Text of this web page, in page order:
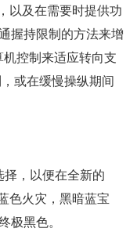
以及在需要时提供功
握持限制的方法来增
机控制来适应转向支
或在缓慢操纵期间
择，以便在全新的
色火灾，黑暗蓝宝
极黑色。